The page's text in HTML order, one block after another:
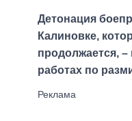
Детонация
Калиновке,
продолжается, –
работах по